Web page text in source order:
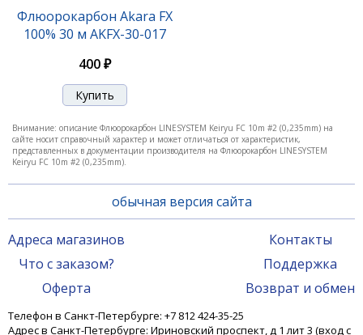
Флюорокарбон Akara FX
100% 30 м AKFX-30-017
400 ₽
Внимание: описание Флюорокарбон LINESYSTEM Keiryu FC 10m #2 (0,235mm) на
сайте носит справочный характер и может отличаться от характеристик,
представленных в документации производителя на Флюорокарбон LINESYSTEM
Keiryu FC 10m #2 (0,235mm).
обычная версия сайта
Адреса магазинов
Что с заказом?
Оферта
Контакты
Поддержка
Возврат и обмен
Телефон в Санкт-Петербурге: +7 812 424-35-25
Адрес в Санкт-Петербурге: Ириновский проспект, д 1 лит 3 (вход с